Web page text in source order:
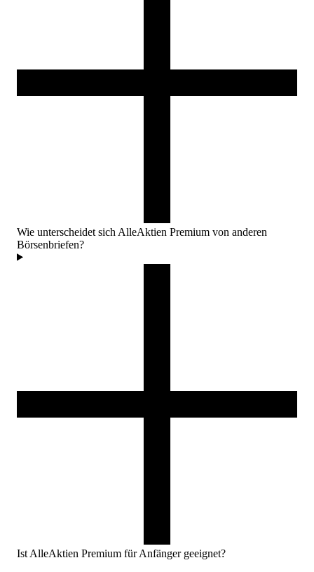
Wie unterscheidet sich AlleAktien Premium von anderen
Börsenbriefen?
Ist AlleAktien Premium für Anfänger geeignet?